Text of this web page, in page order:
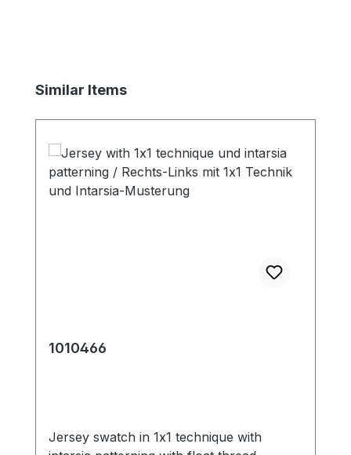
Ignorer la galerie de produits
Similar Items
1010466
Jersey swatch in 1x1 technique with